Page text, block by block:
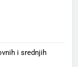
i srednjih